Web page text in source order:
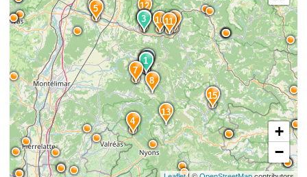
15
14
13
12
11
10
9
8
7
6
5
4
3
2
1
3
2
1
+
−